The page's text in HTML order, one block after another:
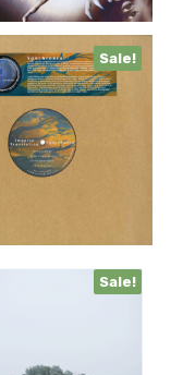
Sale!
Sale!